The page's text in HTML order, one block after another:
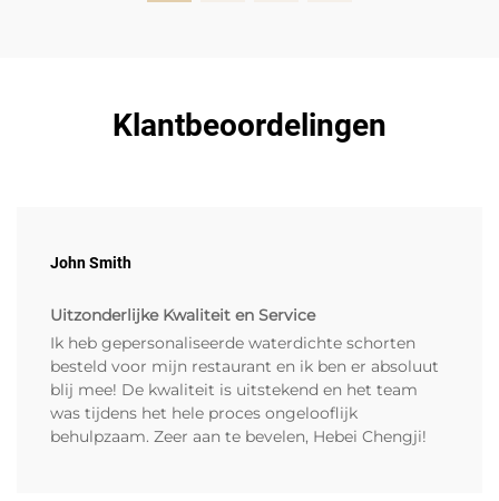
Klantbeoordelingen
John Smith
Uitzonderlijke Kwaliteit en Service
Ik heb gepersonaliseerde waterdichte schorten
besteld voor mijn restaurant en ik ben er absoluut
blij mee! De kwaliteit is uitstekend en het team
was tijdens het hele proces ongelooflijk
behulpzaam. Zeer aan te bevelen, Hebei Chengji!